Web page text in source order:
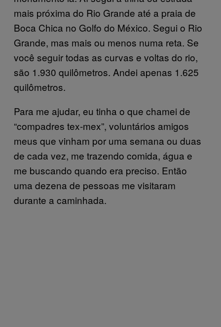
mais próxima do Rio Grande até a praia de
Boca Chica no Golfo do México. Segui o Rio
Grande, mas mais ou menos numa reta. Se
você seguir todas as curvas e voltas do rio,
são 1.930 quilômetros. Andei apenas 1.625
quilômetros.
Para me ajudar, eu tinha o que chamei de
“compadres tex-mex”, voluntários amigos
meus que vinham por uma semana ou duas
de cada vez, me trazendo comida, água e
me buscando quando era preciso. Então
uma dezena de pessoas me visitaram
durante a caminhada.